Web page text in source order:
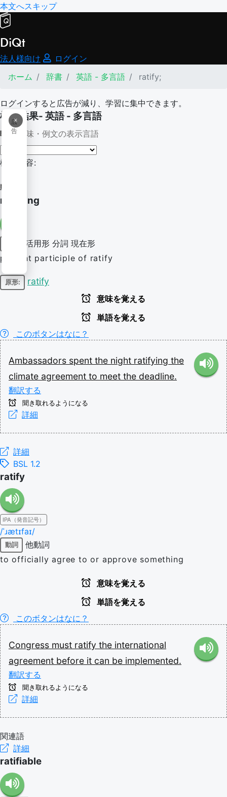
本文へスキップ
DiQt
法人様向け
ログイン
ホーム
辞書 英語 - 多言語 ratify;
ログインすると広告が減り、学習に集中できます。
×
広
告
検索結果- 英語 - 多言語
意味・例文の表示言語
検索内容:
ratify;
ratifying
活用形 分詞 現在形
present participle of ratify
原形: ratify
意味を覚える
単語を覚える
このボタンはなに？
Ambassadors spent the night ratifying the
climate agreement to meet the deadline.
翻訳する
聞き取れるようになる
詳細
詳細
BSL 1.2
ratify
IPA（発音記号）
/ˈɹætɪfaɪ/
動詞
他動詞
to officially agree to or approve something
意味を覚える
単語を覚える
このボタンはなに？
Congress must ratify the international
agreement before it can be implemented.
翻訳する
聞き取れるようになる
詳細
関連語
詳細
ratifiable